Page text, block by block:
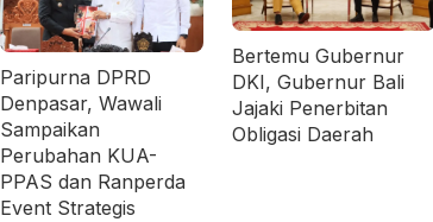
Paripurna DPRD
Denpasar, Wawali
Sampaikan
Perubahan KUA-
PPAS dan Ranperda
Event Strategis
Bertemu Gubernur
DKI, Gubernur Bali
Jajaki Penerbitan
Obligasi Daerah